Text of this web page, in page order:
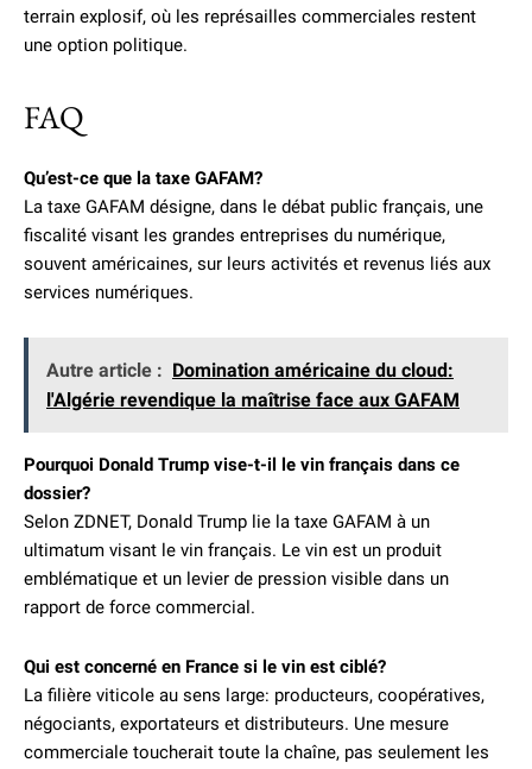
terrain explosif, où les représailles commerciales restent
une option politique.
FAQ
Qu’est-ce que la taxe GAFAM?
La taxe GAFAM désigne, dans le débat public français, une
fiscalité visant les grandes entreprises du numérique,
souvent américaines, sur leurs activités et revenus liés aux
services numériques.
Autre article : Domination américaine du cloud:
l'Algérie revendique la maîtrise face aux GAFAM
Pourquoi Donald Trump vise-t-il le vin français dans ce
dossier?
Selon ZDNET, Donald Trump lie la taxe GAFAM à un
ultimatum visant le vin français. Le vin est un produit
emblématique et un levier de pression visible dans un
rapport de force commercial.
Qui est concerné en France si le vin est ciblé?
La filière viticole au sens large: producteurs, coopératives,
négociants, exportateurs et distributeurs. Une mesure
commerciale toucherait toute la chaîne, pas seulement les